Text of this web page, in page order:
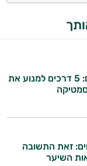
מפסיקות לזהם: 5 דרכים למנוע את
זאת התשובה
השיער